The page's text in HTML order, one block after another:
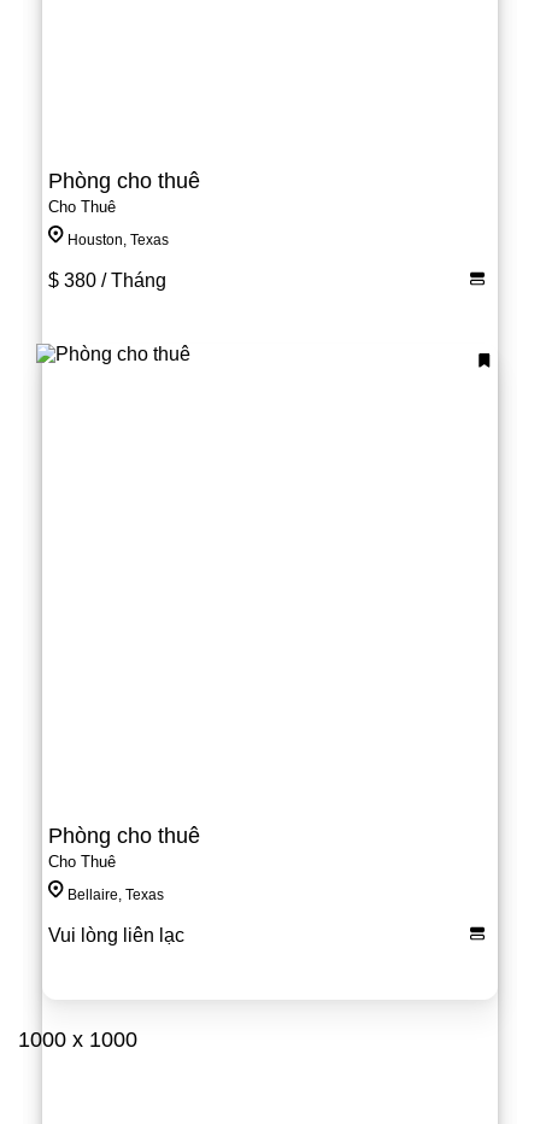
Phòng cho thuê
Cho Thuê
Houston, Texas
$ 380 / Tháng
Phòng cho thuê
Cho Thuê
Bellaire, Texas
Vui lòng liên lạc
1000 x 1000